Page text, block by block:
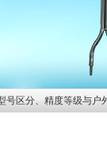
号区分、精度等级与户